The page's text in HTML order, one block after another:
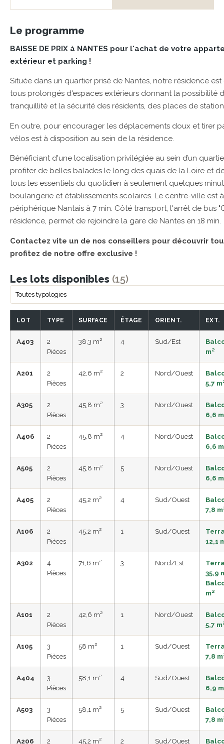
Le programme
BAISSE DE PRIX à NANTES pour l'achat de votre
extérieur et parking !
Située dans un quartier prisé de Nantes, notre résidence
tous prolongés d'espaces extérieurs donnant la possibilité
tranquillité et la sécurité des résidents, des places de
En outre, pour encourager les déplacements doux et tirer
vélos est à disposition au sein de la résidence.
Bénéficiant d'une localisation privilégiée au sein d’un
profiter de belles balades le long des quais de la Loire et
tous les essentiels du quotidien à seulement quelques
boulangerie et établissements scolaires. Le centre-ville est
périphérique Nantais à 7 min. Côté transport, l'arrêt de bus
résidence, permet de rejoindre la gare de Nantes en 18 min.
Contactez vite un de nos conseillers pour découvrir
profitez de notre offre exclusive !
Les lots disponibles (15)
LOT TYPE SURFACE ÉTAGE ORIENT. EXT.
A403
2
Pièces
38,3 m² 4 Sud/Est
m²
A201
2
Pièces
42,6 m² 2 Nord/Ouest
5,7
A305
2
Pièces
45,8 m² 3 Nord/Ouest
6,6
A406
2
Pièces
45,8 m² 4 Nord/Ouest
6,6
A505
2
Pièces
45,8 m² 5 Nord/Ouest
6,6
A405
2
Pièces
45,2 m² 4 Sud/Ouest
7,8
A106
2
Pièces
45,2 m² 1 Sud/Ouest
12,1
A302
4
Pièces
71,6 m² 3 Nord/Est
35,9
m²
A101
2
Pièces
42,6 m² 1 Nord/Ouest
5,7
A105
3
Pièces
58 m² 1 Sud/Ouest
7,8
A404
3
Pièces
58,1 m² 4 Sud/Ouest
6,9
A503
3
Pièces
58,1 m² 5 Sud/Ouest
7,8
A206 2 45,2 m² 2 Sud/Ouest